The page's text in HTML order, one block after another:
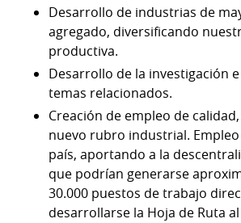
Desarrollo de industrias de
agregado, diversificando
productiva.
Desarrollo de la investigación
temas relacionados.
Creación de empleo de
nuevo rubro industrial.
país, aportando a la
que podrían generarse
30.000 puestos de trabajo
desarrollarse la Hoja de Ruta al